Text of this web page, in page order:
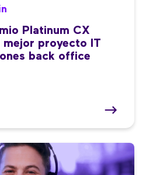
Platinum CX
proyecto IT
back office